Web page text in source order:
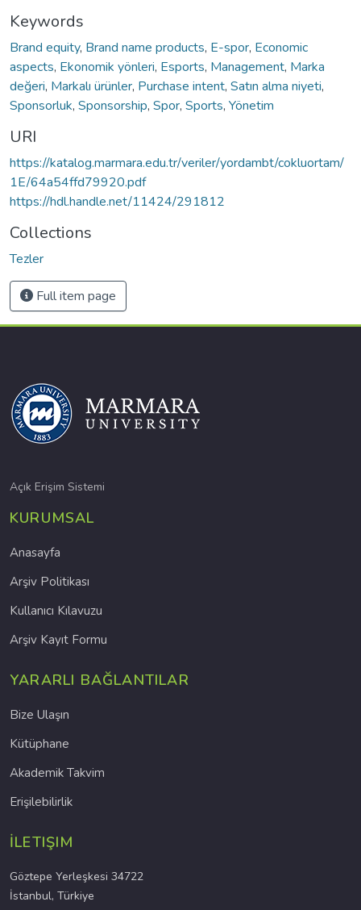
Keywords
Brand equity, Brand name products, E-spor, Economic
aspects, Ekonomik yönleri, Esports, Management, Marka
değeri, Markalı ürünler, Purchase intent, Satın alma niyeti,
Sponsorluk, Sponsorship, Spor, Sports, Yönetim
URI
https://katalog.marmara.edu.tr/veriler/yordambt/cokluortam/
1E/64a54ffd79920.pdf
https://hdl.handle.net/11424/291812
Collections
Tezler
Full item page
Açık Erişim Sistemi
KURUMSAL
Anasayfa
Arşiv Politikası
Kullanıcı Kılavuzu
Arşiv Kayıt Formu
YARARLI BAĞLANTILAR
Bize Ulaşın
Kütüphane
Akademik Takvim
Erişilebilirlik
İLETIŞIM
Göztepe Yerleşkesi 34722
İstanbul, Türkiye